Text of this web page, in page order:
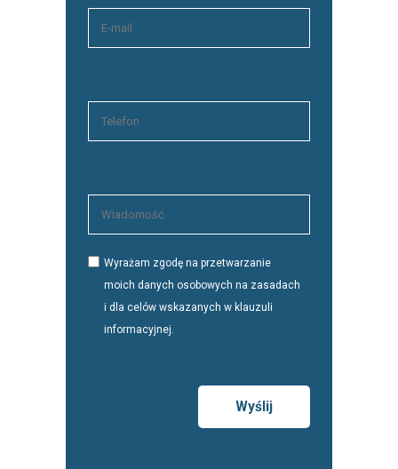
Wyrażam zgodę na przetwarzanie
moich danych osobowych na zasadach
i dla celów wskazanych w klauzuli
informacyjnej.